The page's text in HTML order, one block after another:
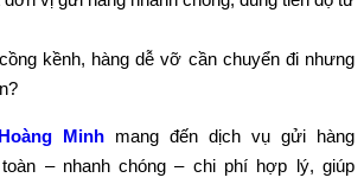
kềnh, hàng dễ vỡ cần chuyển đi nhưng
Minh mang đến dịch vụ gửi hàng
– nhanh chóng – chi phí hợp lý, giúp